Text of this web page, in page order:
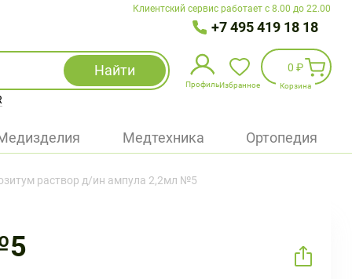
Клиентский сервис работает с 8.00 до 22.00
+7 495 419 18 18
Найти
Профиль
Избранное
Войти
Избранное
0 ₽
Корзина
Медтехника Ортопедия
раствор д/ин ампула 2,2мл №5